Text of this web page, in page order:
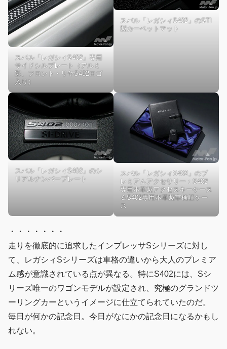
スバル「レガシィS402」専用
サイドシルプレート（アルミ
製、フロント・リヤS402ロゴ
入り）
スバル「レガシィS402」のSTI
製カーペットマット
スバル「レガシィS402」のシ
リアルナンバープレート
スバル「レガシィS402」のプ
レミアムアクセサリー：S402
専用本革製アクセスキーケース
＆S402専用本革製車検証ケー
ス
・・・・・・・
走りを徹底的に追求したインプレッサSシリーズに対し
て、レガシィSシリーズは車格の違いから大人のプレミア
ム感が意識されている点が異なる。特にS402には、Sシ
リーズ唯一のワゴンモデルが設定され、究極のグランドツ
ーリングカーというイメージに仕立てられていたのだ。
毎日が何かの記念日。今日がなにかの記念日になるかもし
れない。